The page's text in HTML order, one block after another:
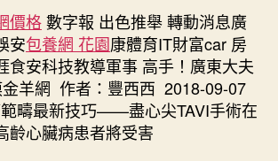
價格數字報 出色推舉 轉動消息廣
安包養網 花園康體育IT財富car 房
食安科技教導軍事 高手！廣東大夫
羊網 作者：豐西西 2018-09-07
疇最新技巧——盡心尖TAVI手術在
齡心臟病患者將受害